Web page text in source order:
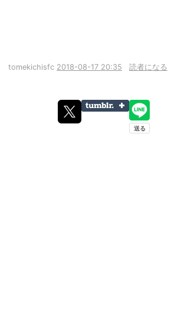
tomekichisfc 2018-08-17 20:35 読者になる